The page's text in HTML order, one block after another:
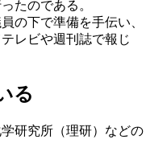
たのである。
の下で準備を手伝い、
レビや週刊誌で報じ
る
研究所（理研）などの